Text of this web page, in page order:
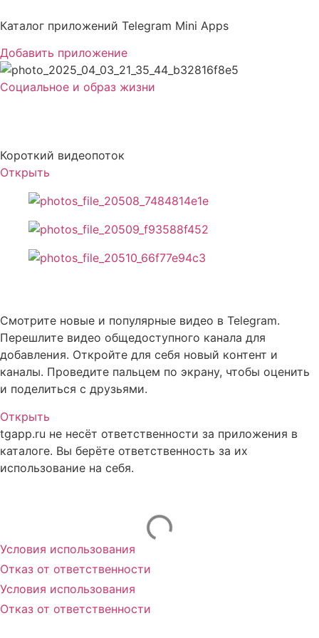
к
Каталог приложений Telegram Mini Apps
Добавить приложение
Социальное и образ жизни
Короткий видеопоток
Открыть
Смотрите новые и популярные видео в Telegram.
Перешлите видео общедоступного канала для
добавления. Откройте для себя новый контент и
каналы. Проведите пальцем по экрану, чтобы оценить
и поделиться с друзьями.
Открыть
tgapp.ru не несёт ответственности за приложения в
каталоге. Вы берёте ответственность за их
использование на себя.
Условия использования
Отказ от ответственности
Условия использования
Отказ от ответственности